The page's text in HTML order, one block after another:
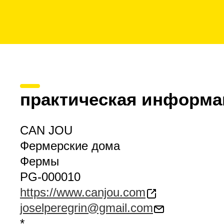
практическая
CAN JOU
Фермерские дома
Фермы
PG-000010
https://www.canjou.com
joselperegrin@gmail.com